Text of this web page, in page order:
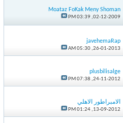
Moataz FoKak Meny Shoman
02-12-2009,
03:39 PM
javehemaRap
26-01-2013,
05:30 AM
plusbilisalge
24-11-2012,
07:38 PM
الامبراطور الاهلي
13-09-2012,
01:24 PM